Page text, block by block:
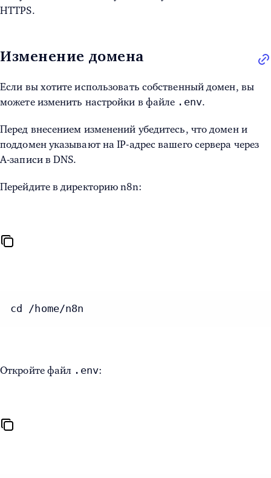
HTTPS.
Изменение домена
Если вы хотите использовать собственный домен, вы
можете изменить настройки в файле .env.
Перед внесением изменений убедитесь, что домен и
поддомен указывают на IP-адрес вашего сервера через
A-записи в DNS.
Перейдите в директорию n8n:
cd /home/n8n
Откройте файл .env: